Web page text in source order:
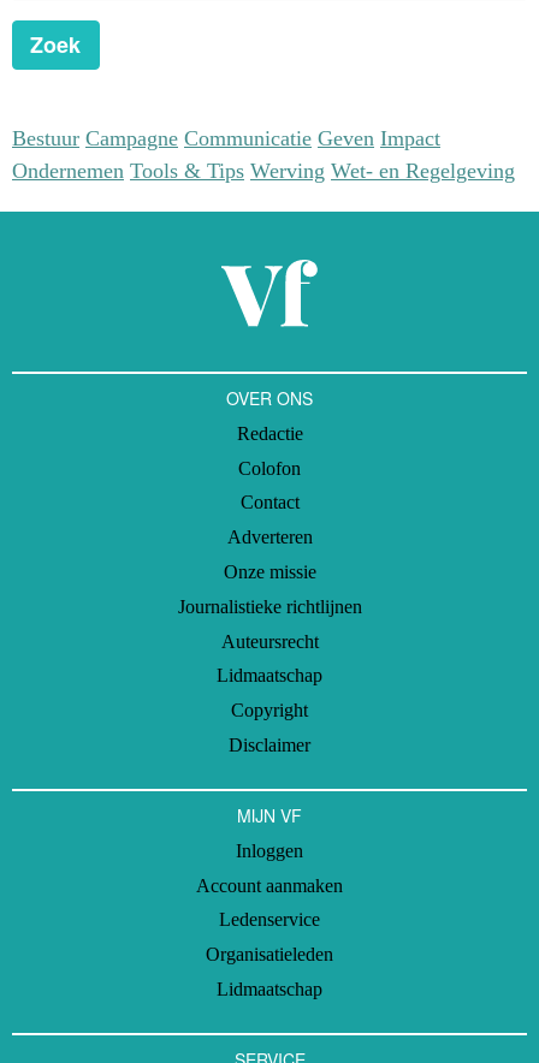
Zoek
Bestuur Campagne Communicatie Geven Impact
Ondernemen Tools & Tips Werving Wet- en Regelgeving
OVER ONS
Redactie
Colofon
Contact
Adverteren
Onze missie
Journalistieke richtlijnen
Auteursrecht
Lidmaatschap
Copyright
Disclaimer
MIJN VF
Inloggen
Account aanmaken
Ledenservice
Organisatieleden
Lidmaatschap